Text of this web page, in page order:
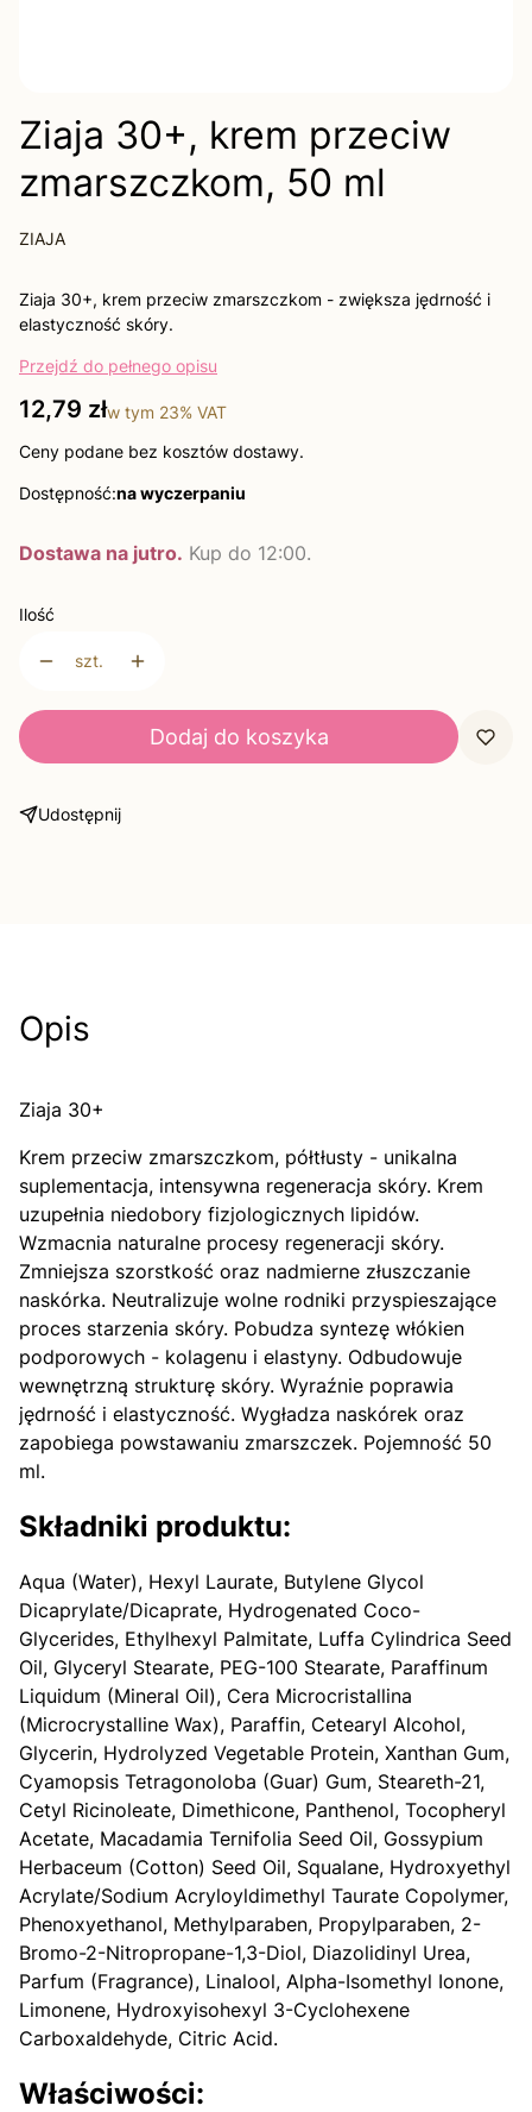
Ziaja 30+, krem przeciw
zmarszczkom, 50 ml
ZIAJA
Ziaja 30+, krem przeciw zmarszczkom - zwiększa jędrność i
elastyczność skóry.
Przejdź do pełnego opisu
Cena
12,79 złw tym 23% VAT
Ceny podane bez kosztów dostawy.
Dostępność:na wyczerpaniu
Dostawa na jutro. Kup do 12:00.
Ilość
szt.
Dodaj do koszyka
Udostępnij
Opis
Ziaja 30+
Krem przeciw zmarszczkom, półtłusty - unikalna
suplementacja, intensywna regeneracja skóry. Krem
uzupełnia niedobory fizjologicznych lipidów.
Wzmacnia naturalne procesy regeneracji skóry.
Zmniejsza szorstkość oraz nadmierne złuszczanie
naskórka. Neutralizuje wolne rodniki przyspieszające
proces starzenia skóry. Pobudza syntezę włókien
podporowych - kolagenu i elastyny. Odbudowuje
wewnętrzną strukturę skóry. Wyraźnie poprawia
jędrność i elastyczność. Wygładza naskórek oraz
zapobiega powstawaniu zmarszczek. Pojemność 50
ml.
Składniki produktu:
Aqua (Water), Hexyl Laurate, Butylene Glycol
Dicaprylate/Dicaprate, Hydrogenated Coco-
Glycerides, Ethylhexyl Palmitate, Luffa Cylindrica Seed
Oil, Glyceryl Stearate, PEG-100 Stearate, Paraffinum
Liquidum (Mineral Oil), Cera Microcristallina
(Microcrystalline Wax), Paraffin, Cetearyl Alcohol,
Glycerin, Hydrolyzed Vegetable Protein, Xanthan Gum,
Cyamopsis Tetragonoloba (Guar) Gum, Steareth-21,
Cetyl Ricinoleate, Dimethicone, Panthenol, Tocopheryl
Acetate, Macadamia Ternifolia Seed Oil, Gossypium
Herbaceum (Cotton) Seed Oil, Squalane, Hydroxyethyl
Acrylate/Sodium Acryloyldimethyl Taurate Copolymer,
Phenoxyethanol, Methylparaben, Propylparaben, 2-
Bromo-2-Nitropropane-1,3-Diol, Diazolidinyl Urea,
Parfum (Fragrance), Linalool, Alpha-Isomethyl Ionone,
Limonene, Hydroxyisohexyl 3-Cyclohexene
Carboxaldehyde, Citric Acid.
Właściwości: